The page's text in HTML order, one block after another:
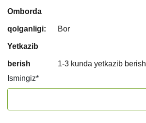
Omborda
qolganligi: Bor
Yetkazib
berish
1-3 kunda yetkazib berish
Ismingiz*